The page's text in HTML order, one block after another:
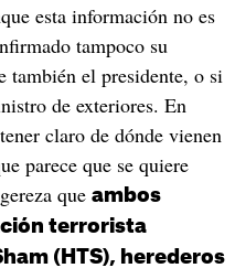
esta información no es
tampoco su
también el presidente, o si
de exteriores. En
claro de dónde vienen
parece que se quiere
que ambos
terrorista
(HTS), herederos